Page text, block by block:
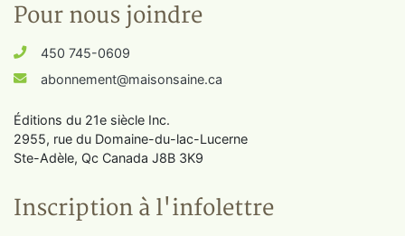
Pour nous joindre
450 745-0609
abonnement@maisonsaine.ca
Éditions du 21e siècle Inc.
2955, rue du Domaine-du-lac-Lucerne
Ste-Adèle, Qc Canada J8B 3K9
Inscription à l'infolettre